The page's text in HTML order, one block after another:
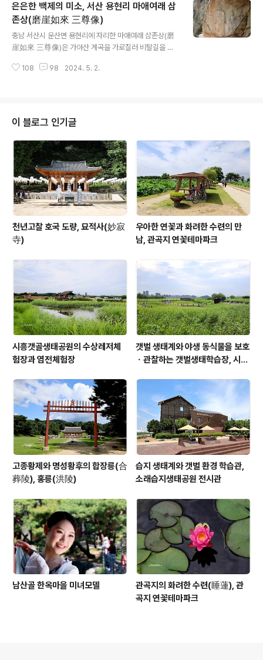
되는 조그만 바위섬에 자리한 암자이며, 삼국시대 당시에
는 피안암(彼岸庵)ㆍ피안사(彼岸寺)라 불렸다고 한
다. 피안암(彼岸庵)은 무학대사(無學大師)가 이곳에서
수도하던 중 달을 보고 홀연히 도를 깨우쳤다 하여 현재의
이름인 간월암(看月庵)이 되었다고 전해지며, 무학대사의
득도처였다는 것을 뒷받침하는 것은 대사가 태어난 곳이
은은한 백제의 미소, 서산 용현리 마애여래 삼
존상(磨崖如來 三尊像)
충남 서산시 운산면 용현리에 자리한 마애여래 삼존상(磨
崖如來 三尊像)은 가야산 계곡을 가로질러 비탈길을 타
다. 마애여래 삼존상은 은은한 미소를 드러내는 여래불상
법화경에 나오는 석가와 미륵, 제화갈라보살을 표현한 것
으로 추정된다고 하며, ‘백제의 미소’를 보여주는 불상으로
동아시아의 찬란한 백제 문화를 대표하는 상징물이라고 할
수 있으며 국보 제84호이다 삼존상은 현재를 의미하는 여
래불상을 중심으로 왼쪽의 보살상과 오른쪽의 반가사유상
은 각각 과거와 미래를 상징한다고 하며, 햇빛의 방향과 바
라보는 ..
108 98 2024. 5. 2.
이 블로그 인기글
천년고찰 호국 도량, 묘적사(妙寂
寺)
우아한 연꽃과 화려한 수련의 만
남, 관곡지 연꽃테마파크
시흥갯골생태공원의 수상레저체
험장과 염전체험장
갯벌 생태계와 야생 동식물을 보호
ㆍ관찰하는 갯벌생태학습장, 시흥
고종황제와 명성황후의 합장릉(合
葬陵), 홍릉(洪陵)
습지 생태계와 갯벌 환경 학습관,
소래습지생태공원 전시관
남산골 한옥마을 미녀모델
관곡지의 화려한 수련(睡蓮), 관
곡지 연꽃테마파크